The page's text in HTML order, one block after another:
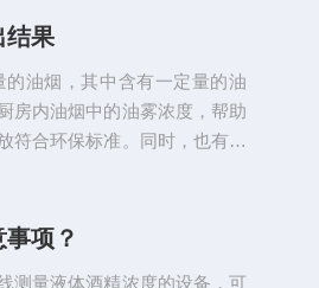
结果
油烟，其中含有一定量的油
房内油烟中的油雾浓度，帮助
符合环保标准。同时，也有助
确，数字显示，灵敏度高，性
项？
测量液体酒精浓度的设备，可